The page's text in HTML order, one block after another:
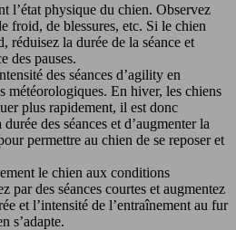
l’état physique du chien. Observez
froid, de blessures, etc. Si le chien
réduisez la durée de la séance et
des pauses.
des séances d’agility en
météorologiques. En hiver, les chiens
plus rapidement, il est donc
des séances et d’augmenter la
permettre au chien de se reposer et
le chien aux conditions
par des séances courtes et augmentez
et l’intensité de l’entraînement au fur
s’adapte.